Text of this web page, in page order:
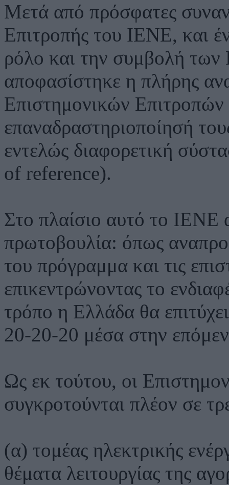
Μετά από πρόσφατες
Επιτροπής του ΙΕΝΕ, και
ρόλο και την συμβολή
αποφασίστηκε η πλήρης
Επιστημονικών Επιτροπών
επαναδραστηριοποίησή
εντελώς διαφορετική
of reference).
Στο πλαίσιο αυτό το ΙΕΝΕ
πρωτοβουλία: όπως
του πρόγραμμα και τις
επικεντρώνοντας το
τρόπο η Ελλάδα θα
20-20-20 μέσα στην
Ως εκ τούτου, οι
συγκροτούνται πλέον σε
(α) τομέας ηλεκτρικής
θέματα λειτουργίας της